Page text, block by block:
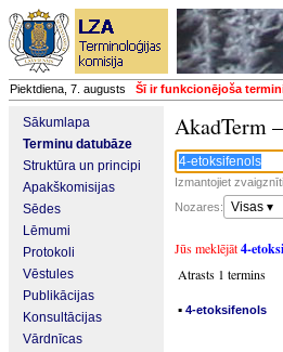
Piektdiena, 7. augusts Šī ir funkcionējoša
Sākumlapa
Terminu datubāze
Struktūra un principi
Apakškomisijas
Sēdes
Lēmumi
Protokoli
Vēstules
Publikācijas
Konsultācijas
Vārdnīcas
AkadTerm
Izmantojiet
Nozares:
Visas ▾
Jūs meklējāt4-
Atrasts 1 termins
▪ 4-etoksifenols